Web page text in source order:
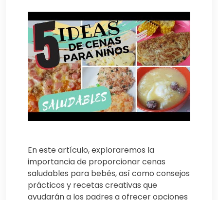
En este artículo, exploraremos la
importancia de proporcionar cenas
saludables para bebés, así como consejos
prácticos y recetas creativas que
ayudarán a los padres a ofrecer opciones